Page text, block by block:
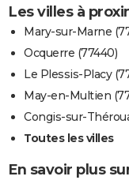
Les villes à
Mary-sur-Marne
Ocquerre (77440)
Le Plessis-Placy
May-en-Multien
Congis-sur-
Toutes les villes
En savoir plus